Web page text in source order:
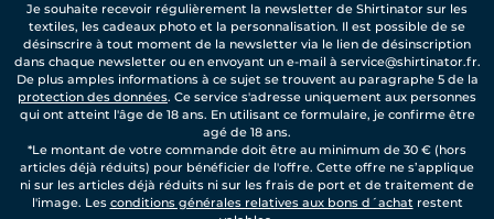
Je souhaite recevoir régulièrement la newsletter de Shirtinator sur les
textiles, les cadeaux photo et la personnalisation. Il est possible de se
désinscrire à tout moment de la newsletter via le lien de désinscription
dans chaque newsletter ou en envoyant un e-mail à service@shirtinator.fr.
De plus amples informations à ce sujet se trouvent au paragraphe 5 de la
protection des données. Ce service s'adresse uniquement aux personnes
qui ont atteint l'âge de 18 ans. En utilisant ce formulaire, je confirme être
agé de 18 ans.
*Le montant de votre commande doit être au minimum de 30 € (hors
articles déjà réduits) pour bénéficier de l'offre. Cette offre ne s’applique
ni sur les articles déjà réduits ni sur les frais de port et de traitement de
l'image. Les conditions générales relatives aux bons d´achatrestent